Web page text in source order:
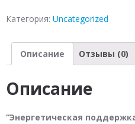
в
для
Категория: Uncategorized
Описание Отзывы (0)
Описание
“Энергетическая